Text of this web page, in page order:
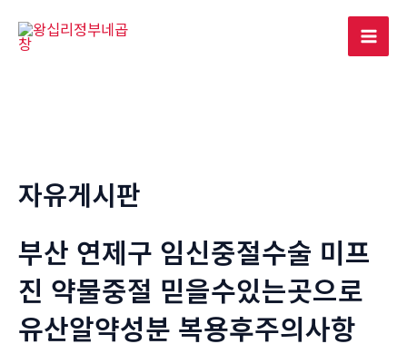
Main
자유게시판
부산 연제구 임신중절수술 미프
진 약물중절 믿을수있는곳으로
유산알약성분 복용후주의사항